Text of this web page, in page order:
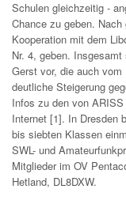
Schulen gleichzeitig -
Chance zu geben.
Kooperation mit dem
Nr. 4, geben.
Gerst vor, die auch
deutliche Steigerung
Infos zu den von
Internet [1]. In Dresden
bis siebten Klassen
SWL- und
Mitglieder im OV
Hetland, DL8DXW.